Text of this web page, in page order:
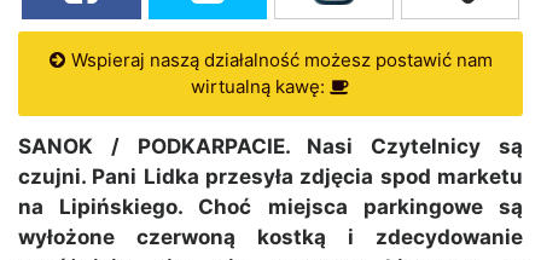
Wspieraj naszą działalność możesz postawić nam
wirtualną kawę:
SANOK / PODKARPACIE. Nasi Czytelnicy są
czujni. Pani Lidka przesyła zdjęcia spod marketu
na Lipińskiego. Choć miejsca parkingowe są
wyłożone czerwoną kostką i zdecydowanie